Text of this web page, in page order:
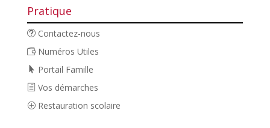
Pratique
Contactez-nous
Numéros Utiles
Portail Famille
Vos démarches
Restauration scolaire